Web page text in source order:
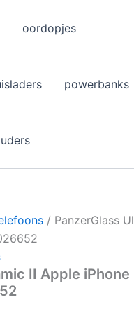
oordopjes
powerbanks
/ PanzerGlass
II Apple iPhone